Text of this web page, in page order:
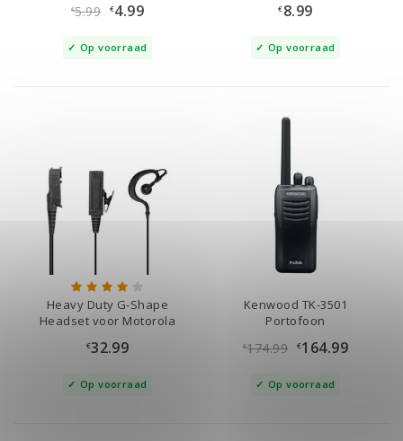
€5.99 €4.99
Op voorraad
€8.99
Op voorraad
Heavy Duty G-Shape
Headset voor Motorola
€32.99
Op voorraad
Kenwood TK-3501
Portofoon
€174.99 €164.99
Op voorraad